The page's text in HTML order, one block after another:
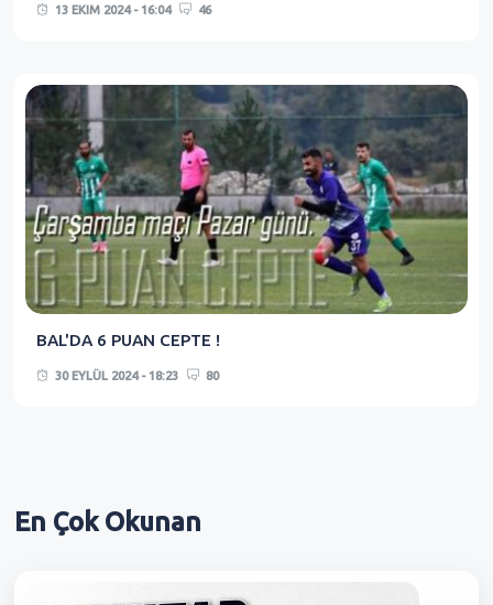
13 EKIM 2024 - 16:04 46
BAL'DA 6 PUAN CEPTE !
30 EYLÜL 2024 - 18:23 80
En ÇokOkunan